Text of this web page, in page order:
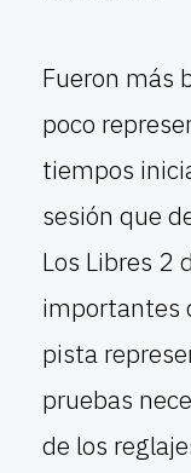
Fueron más
poco
tiempos
sesión que
Los Libres 2
importantes
pista
pruebas
de los